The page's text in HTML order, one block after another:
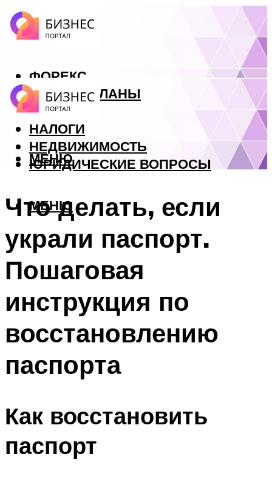
ФОРЕКС
БИЗНЕС ПЛАНЫ
КРЕДИТЫ
НАЛОГИ
НЕДВИЖИМОСТЬ
ЮРИДИЧЕСКИЕ ВОПРОСЫ
МЕНЮ
МЕНЮ
Что делать, если
украли паспорт.
Пошаговая
инструкция по
восстановлению
паспорта
Как восстановить
паспорт